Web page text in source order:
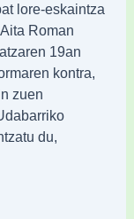
lore-eskaintza
Roman
19an
kontra,
zuen
du,